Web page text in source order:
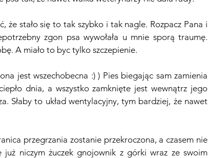
że stało się to tak szybko i tak nagle. Rozpacz Pana i
zgon psa wywołała u mnie sporą traumę.
A miało to byc tylko szczepienie.
jest wszechobecna :) ) Pies biegając sam zamienia
dnia, a wszystko zamknięte jest wewnątrz jego
Słaby to układ wentylacyjny, tym bardziej, że nawet
przegrzania zostanie przekroczona, a czasem nie
niczym żuczek gnojownik z górki wraz ze swoim